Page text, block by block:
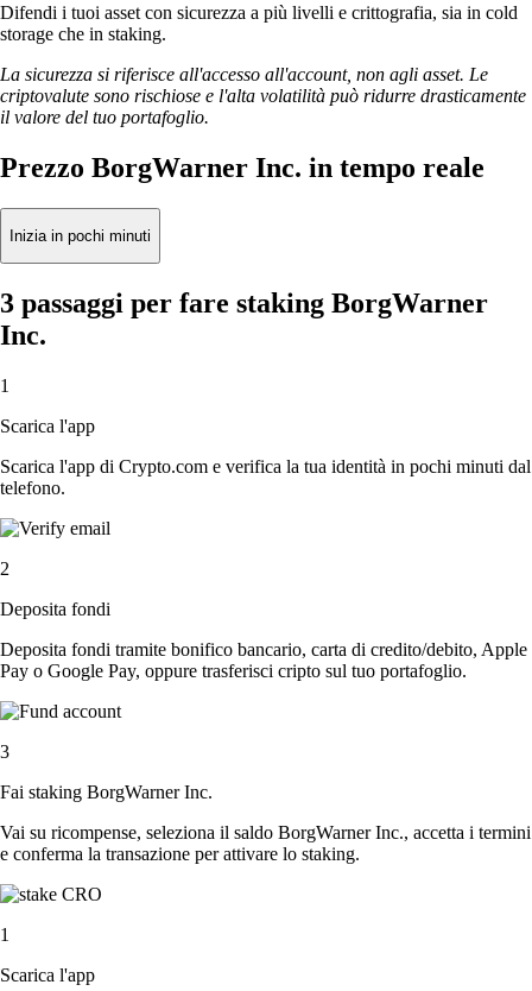
Difendi i tuoi asset con sicurezza a più livelli e crittografia, sia in cold
storage che in staking.
La sicurezza si riferisce all'accesso all'account, non agli asset. Le
criptovalute sono rischiose e l'alta volatilità può ridurre drasticamente
il valore del tuo portafoglio.
Prezzo BorgWarner Inc. in tempo reale
Inizia in pochi minuti
3 passaggi per fare staking BorgWarner
Inc.
1
Scarica l'app
Scarica l'app di Crypto.com e verifica la tua identità in pochi minuti dal
telefono.
2
Deposita fondi
Deposita fondi tramite bonifico bancario, carta di credito/debito, Apple
Pay o Google Pay, oppure trasferisci cripto sul tuo portafoglio.
3
Fai staking BorgWarner Inc.
Vai su ricompense, seleziona il saldo BorgWarner Inc., accetta i termini
e conferma la transazione per attivare lo staking.
1
Scarica l'app